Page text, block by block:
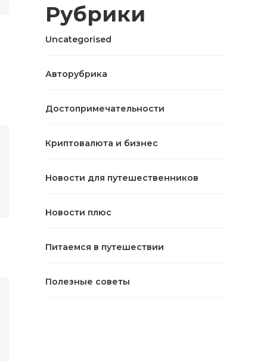
Рубрики
Uncategorised
Авторубрика
Достопримечательности
Криптовалюта и бизнес
Новости для путешественников
Новости плюс
Питаемся в путешествии
Полезные советы